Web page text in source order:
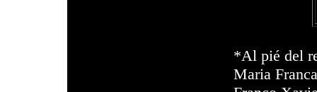
*Al pié del
Maria